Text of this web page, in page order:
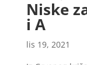
Niske
i A
lis 19, 2021